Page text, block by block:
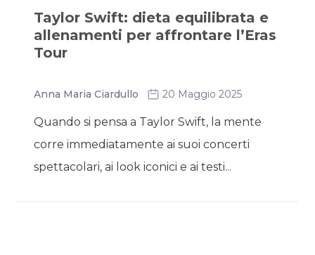
Taylor Swift: dieta equilibrata e
allenamenti per affrontare l’Eras
Tour
Anna Maria Ciardullo 20 Maggio 2025
Quando si pensa a Taylor Swift, la mente
corre immediatamente ai suoi concerti
spettacolari, ai look iconici e ai testi...